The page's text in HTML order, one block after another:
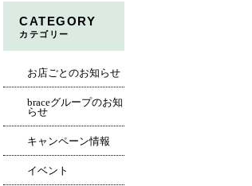
CATEGORY
カテゴリー
お店ごとのお知らせ
braceグループのお知
らせ
キャンペーン情報
イベント